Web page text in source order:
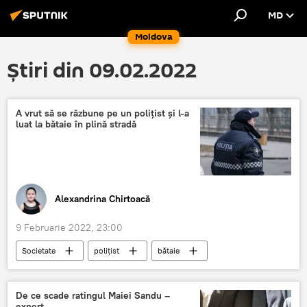
Moldova
MD
Știri din 09.02.2022
A vrut să se răzbune pe un polițist și l-a
luat la bătaie în plină stradă
Alexandrina Chirtoacă
9 Februarie 2022, 23:00
Societate polițist
bătaie
Sângerei
Știri din Moldova
De ce scade ratingul Maiei Sandu –